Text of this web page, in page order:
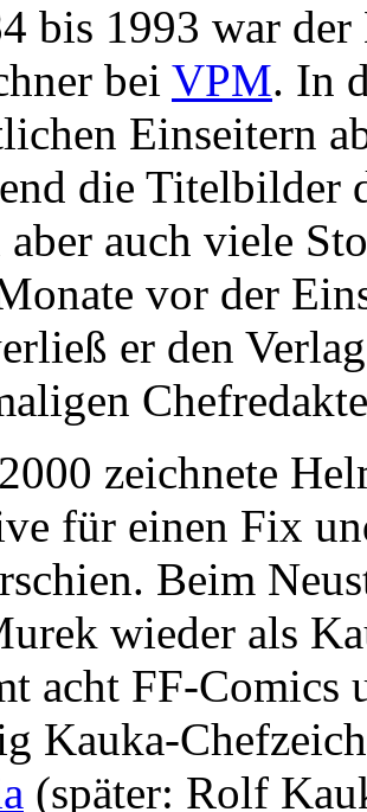
bis 1993 war
bei VPM. In
Einseitern
die Titelbilder
aber auch viele
vor der
er den
zeichnete
für einen Fix
Beim
wieder als
acht FF-Comics
Kauka-
(später: Rolf